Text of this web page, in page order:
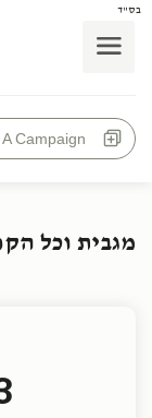
בס"ד
A Campaign
מגבית וכל